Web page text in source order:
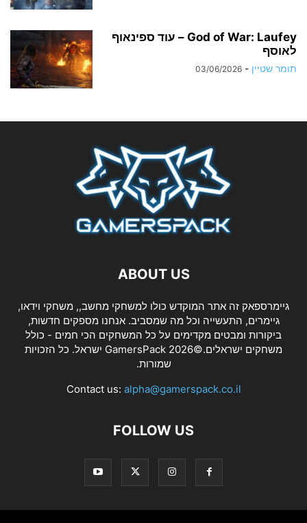
God of War: Laufey – עוד ספינאוף
לאוסף
תומר שטיין -
03/06/2026
ABOUT US
גיימרספאק זה אתר המוקדש כולו למשחקי מחשב,, משחקי וידאו,
גיימרים, התעשייה וכל מה שמסביב. אנחנו מספקים חדשות,
ביקורות ומבטים מקדימים על כל המשחקים הכי חמים - כולל
משחקים ישראלים.©2026 GamersPack ישראל. כל הזכויות
שמורות.
Contact us: alpha@gamerspack.co.il
FOLLOW US